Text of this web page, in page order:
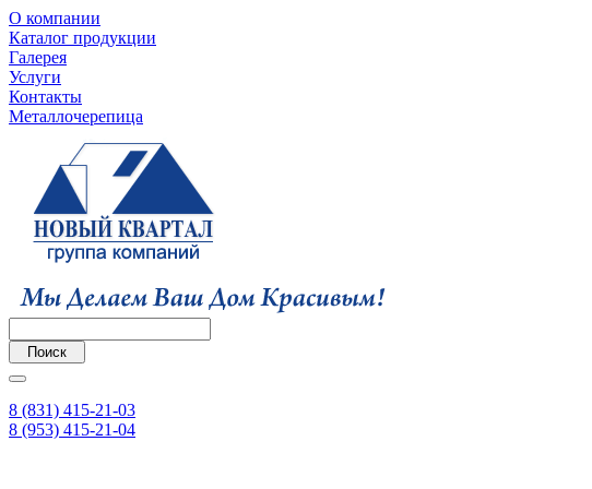
О компании
Каталог продукции
Галерея
Услуги
Контакты
Металлочерепица
8 (831) 415-21-03
8 (953) 415-21-04